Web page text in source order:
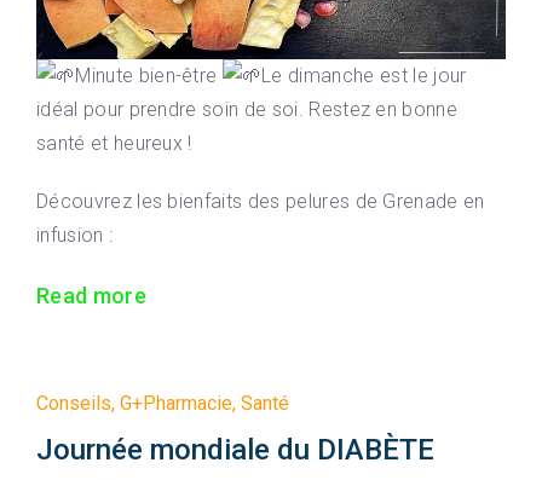
Minute bien-être
Le dimanche est le jour
idéal pour prendre soin de soi. Restez en bonne
santé et heureux !
Découvrez les bienfaits des pelures de Grenade en
infusion :
Read more
Conseils, G+Pharmacie, Santé
Journée mondiale du DIABÈTE